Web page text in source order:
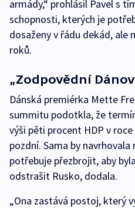
armády,“ prohlásil Pavel s
schopnosti, kterých je
dosaženy v řádu dekád, ale
roků.
„Zodpovědní
Dánská premiérka Mette
summitu podotkla, že
výši pěti procent HDP v
pozdní. Sama by navrhovala
potřebuje přezbrojit, aby
odstrašit Rusko, dodala.
„Ona zastává postoj, který